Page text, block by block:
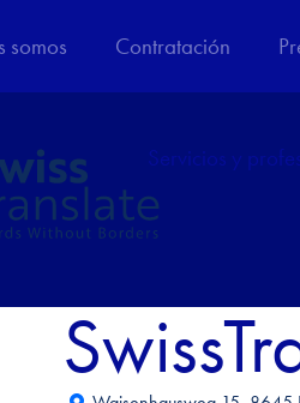
somos Contratación
Servicios y